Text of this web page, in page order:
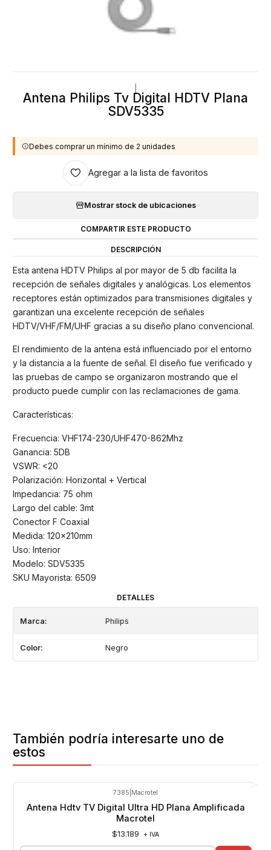
Antena Philips Tv Digital HDTV Plana
SDV5335
Debes comprar un mínimo de 2 unidades
Agregar a la lista de favoritos
Mostrar stock de ubicaciones
COMPARTIR ESTE PRODUCTO
DESCRIPCIÓN
Esta antena HDTV Philips al por mayor de 5 db facilita la
recepción de señales digitales y analógicas. Los elementos
receptores están optimizados para transmisiones digitales y
garantizan una excelente recepción de señales
HDTV/VHF/FM/UHF gracias a su diseño plano convencional.
El rendimiento de la antena está influenciado por el entorno
y la distancia a la fuente de señal. El diseño fue verificado y
las pruebas de campo se organizaron mostrando que el
producto puede cumplir con las reclamaciones de gama.
Características:
Frecuencia: VHF174-230/UHF470-862Mhz
Ganancia: 5DB
VSWR: <20
Polarización: Horizontal + Vertical
Impedancia: 75 ohm
Largo del cable: 3mt
Conector F Coaxial
Medida: 120x210mm
Uso: Interior
Modelo: SDV5335
SKU Mayorista: 6509
DETALLES
Marca: Philips
Color: Negro
También podría interesarte uno de
estos
7385 Macrotel
Antena Hdtv TV Digital Ultra HD Plana Amplificada
Macrotel
$13.189 + IVA